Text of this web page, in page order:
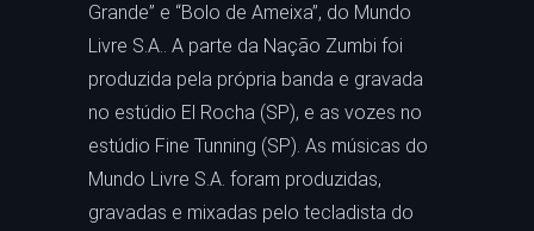
Grande” e “Bolo de Ameixa”, do Mundo
Livre S.A.. A parte da Nação Zumbi foi
produzida pela própria banda e gravada
no estúdio El Rocha (SP), e as vozes no
estúdio Fine Tunning (SP). As músicas do
Mundo Livre S.A. foram produzidas,
gravadas e mixadas pelo tecladista do